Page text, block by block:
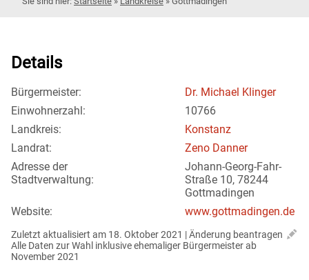
Details
Bürgermeister:
Dr. Michael Klinger
Einwohnerzahl:
10766
Landkreis:
Konstanz
Landrat:
Zeno Danner
Adresse der
Stadtverwaltung:
Johann-Georg-Fahr-
Straße 10, 78244
Gottmadingen
Website:
www.gottmadingen.de
Zuletzt aktualisiert am 18. Oktober 2021 | Änderung beantragen
Alle Daten zur Wahl inklusive ehemaliger Bürgermeister ab
November 2021